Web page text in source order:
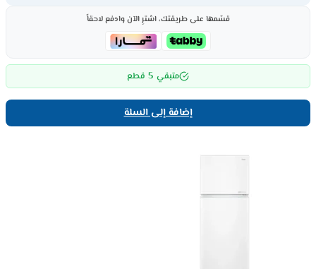
قسّمها على طريقتك، اشترِ الآن وادفع لاحقاً
متبقي 5 قطع
إضافة إلى السلة